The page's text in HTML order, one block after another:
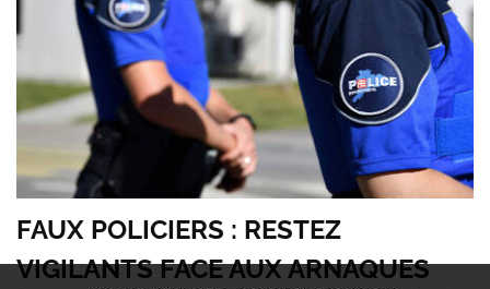
FAUX POLICIERS : RESTEZ
VIGILANTS FACE AUX ARNAQUES